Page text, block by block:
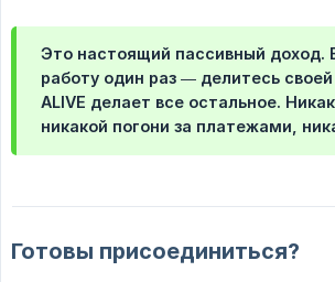
Это настоящий пассивный доход.
работу один раз — делитесь
ALIVE делает все остальное.
никакой погони за платежами,
Готовы присоединиться?